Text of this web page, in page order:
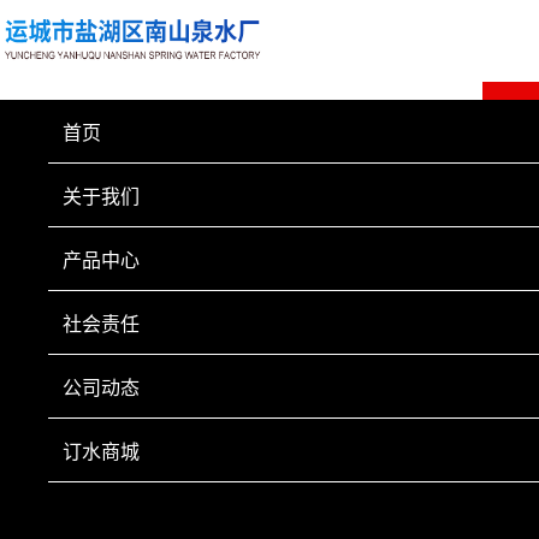
首页
关于我们
产品中心
社会责任
公司动态
订水商城